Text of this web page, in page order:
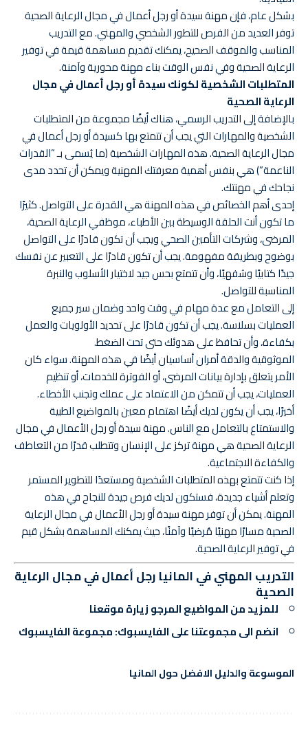
بشكل عام، فإن مهنة سيدة أو رجل أعمال في مجال الرعاية الصحية
توفر العديد من الفرص للتطور الشخصي والمهني. مع التدريب
المناسب والموقف الصحيح، يمكنك تقديم مساهمة قيمة في توفير
الرعاية الصحية وفي نفس الوقت بناء مهنة محورية وآمنة.
المتطلبات الشخصية لكونك سيدة أو رجل أعمال في مجال
الرعاية الصحية
بالإضافة إلى التدريب الرسمي، هناك أيضًا مجموعة من المتطلبات
الشخصية والمهارات التي يجب أن تتمتع بها كسيدة أو رجل أعمال في
مجال الرعاية الصحية. هذه المهارات الشخصية (ما يُسمى بـ “القدرات
الناعمة”) هي بنفس أهمية معرفتك المهنية ويمكن أن تحدد مدى
نجاحك في مهنتك.
إحدى أهم الخصائص في هذه المهنة هي القدرة على التواصل. كثيرًا
ما تكون أنت الحلقة الوسيطة بين الأطباء، موظفي الرعاية الصحية،
المرضى، وشركات التأمين الصحي ويجب أن تكون قادرًا على التواصل
بوضوح وبطريقة مفهومة. يجب أن تكون قادرًا على التعبير عن نفسك
جيدًا كتابيًا وشفهيًا، وأن تتمتع بحس جيد لاختيار الأسلوب والنبرة
المناسبة للتواصل.
إلى التعامل مع عدة مهام في وقت واحد وضمان سير جميع
العمليات بسلاسة. يجب أن تكون قادرًا على تحديد الأولويات والعمل
بكفاءة، وأن تحافظ على هدوئك حتى تحت الضغط.
الموثوقية والدقة أمران أساسيان أيضًا في هذه المهنة. سواء كان
الأمر يتعلق بإدارة بيانات المرضى، أو الفوترة للخدمات، أو تنظيم
العمليات، يجب أن تتمكن من الاعتماد على عملك وتجنب الأخطاء.
أخيرًا، يجب أن يكون لديك أيضًا اهتمام معين بالمواضيع الطبية
والاستمتاع بالتعامل مع الناس. مهنة سيدة أو رجل الأعمال في مجال
الرعاية الصحية هي مهنة تركز على الإنسان وتتطلب قدرًا من التعاطف
والكفاءة الاجتماعية.
إذا كنت تتمتع بهذه المتطلبات الشخصية ومستعدًا للتطوير المستمر
وتعلم أشياء جديدة، فستكون لديك فرص جيدة للنجاح في هذه
المهنة. يمكن أن توفر مهنة سيدة أو رجل الأعمال في مجال الرعاية
الصحية مسارًا مهنيًا مُرضيًا وآمنًا، حيث يمكنك المساهمة بشكل قيم
في توفير الرعاية الصحية.
التدريب المهني في المانيا رجل أعمال في مجال الرعاية
الصحية
للمزيد من المواضيع المرجوزيارة موقعنا
انضم الى مجموعتنا على الفايسبوك:مجموعة الفايسبوك
الموسوعة والدليل الافضل حول المانيا